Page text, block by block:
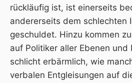
rückläufig ist, ist einerseits
andererseits dem schlechten
geschuldet. Hinzu kommen
auf Politiker aller Ebenen und
schlicht erbärmlich, wie
verbalen Entgleisungen auf